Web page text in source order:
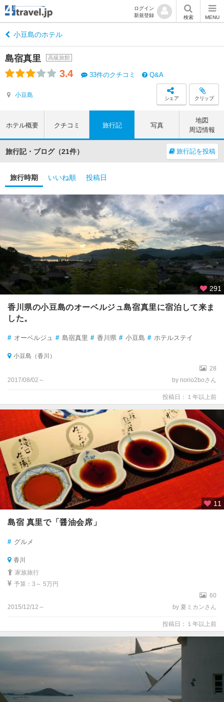
ログイン
新規登録
検索 MENU
小豆島のホテル
島宿真里 高級旅館
3.4 33件のクチコミ Q&A
小豆島 シェア クリップ
ホテル概要 クチコミ 旅行記 写真
地図
周辺情報
旅行記・ブログ（21件） 旅行記を投稿
旅行時期 いいね順 投稿日
291
香川県の小豆島のオーベルジュ島宿真里に宿泊して来ま
した。
# オーベルジュ # 島宿真里 # 香川県 # 小豆島 # ホテルステイ
小豆島（香川）
28
2017/08/02～
by norio2boさん
投稿日：１年以上前
11
島宿 真里で「醤油会席」
# グルメ
香川
家族旅行
予算：3～ 5万円
60
2015/12/12～
by 夏ミカンさん
投稿日：１年以上前